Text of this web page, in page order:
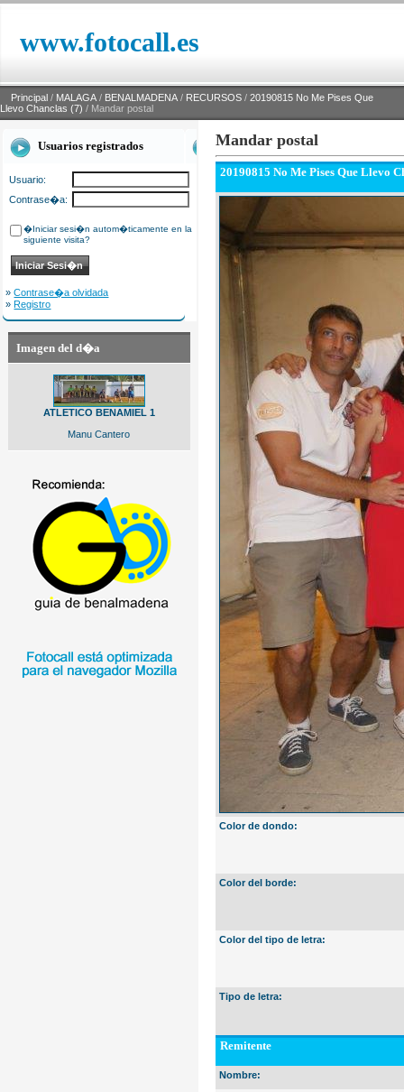
www.fotocall.es
Principal / MALAGA / BENALMADENA / RECURSOS / 20190815 No Me Pises Que
Llevo Chanclas (7) / Mandar postal
Usuarios registrados
Usuario:
Contrase�a:
�Iniciar sesi�n autom�ticamente en la
siguiente visita?
»Contrase�a olvidada
»Registro
Imagen del d�a
ATLETICO BENAMIEL 1
Manu Cantero
Mandar postal
20190815 No Me Pises Que Llevo
Color de dondo:
Color del borde:
Color del tipo de letra:
Tipo de letra:
Remitente
Nombre: